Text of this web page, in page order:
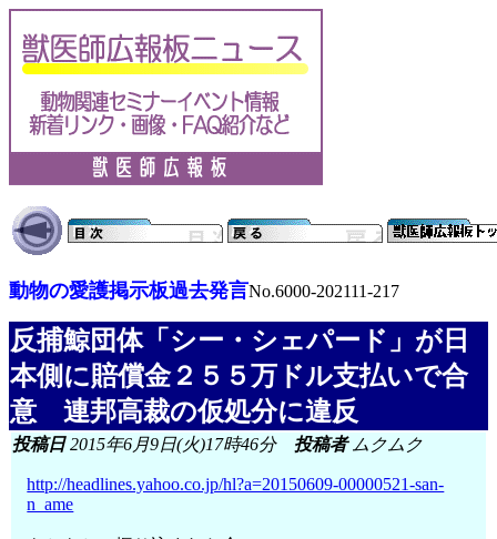
動物の愛護掲示板過去発言No.6000-202111-217
反捕鯨団体「シー・シェパード」が日
本側に賠償金２５５万ドル支払いで合
意 連邦高裁の仮処分に違反
投稿日2015年6月9日(火)17時46分 投稿者ムクムク
http://headlines.yahoo.co.jp/hl?a=20150609-00000521-san-
n_ame